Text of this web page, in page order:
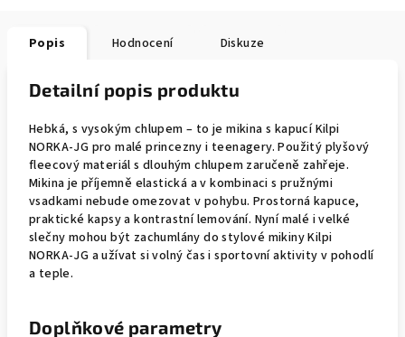
Popis Hodnocení Diskuze
Detailní popis produktu
Hebká, s vysokým chlupem – to je mikina s kapucí Kilpi
NORKA-JG pro malé princezny i teenagery. Použitý plyšový
fleecový materiál s dlouhým chlupem zaručeně zahřeje.
Mikina je příjemně elastická a v kombinaci s pružnými
vsadkami nebude omezovat v pohybu. Prostorná kapuce,
praktické kapsy a kontrastní lemování. Nyní malé i velké
slečny mohou být zachumlány do stylové mikiny Kilpi
NORKA-JG a užívat si volný čas i sportovní aktivity v pohodlí
a teple.
Doplňkové parametry